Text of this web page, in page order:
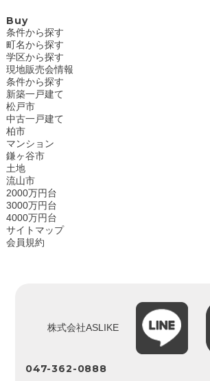
Buy
条件から探す
町名から探す
学区から探す
現地販売会情報
条件から探す
新築一戸建て
松戸市
中古一戸建て
柏市
マンション
鎌ヶ谷市
土地
流山市
2000万円台
3000万円台
4000万円台
サイトマップ
会員規約
株式会社ASLIKE
047-362-0888